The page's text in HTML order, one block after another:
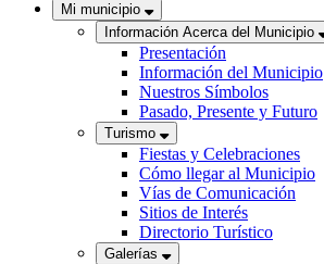
Mi municipio
Información Acerca del Municipio
Presentación
Información del Municipio
Nuestros Símbolos
Pasado, Presente y Futuro
Turismo
Fiestas y Celebraciones
Cómo llegar al Municipio
Vías de Comunicación
Sitios de Interés
Directorio Turístico
Galerías